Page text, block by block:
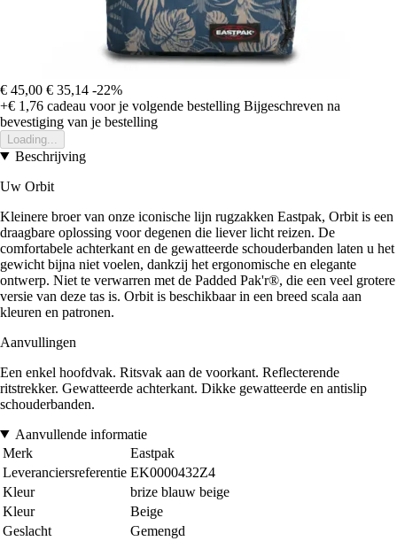
€ 45,00 € 35,14 -22%
+€ 1,76 cadeau voor je volgende bestelling Bijgeschreven na
bevestiging van je bestelling
Loading...
Beschrijving
Uw Orbit
Kleinere broer van onze iconische lijn rugzakken Eastpak, Orbit is een
draagbare oplossing voor degenen die liever licht reizen. De
comfortabele achterkant en de gewatteerde schouderbanden laten u het
gewicht bijna niet voelen, dankzij het ergonomische en elegante
ontwerp. Niet te verwarren met de Padded Pak'r®, die een veel grotere
versie van deze tas is. Orbit is beschikbaar in een breed scala aan
kleuren en patronen.
Aanvullingen
Een enkel hoofdvak. Ritsvak aan de voorkant. Reflecterende
ritstrekker. Gewatteerde achterkant. Dikke gewatteerde en antislip
schouderbanden.
Aanvullende informatie
Merk
Eastpak
Leveranciersreferentie EK0000432Z4
Kleur
brize blauw beige
Kleur
Beige
Geslacht
Gemengd